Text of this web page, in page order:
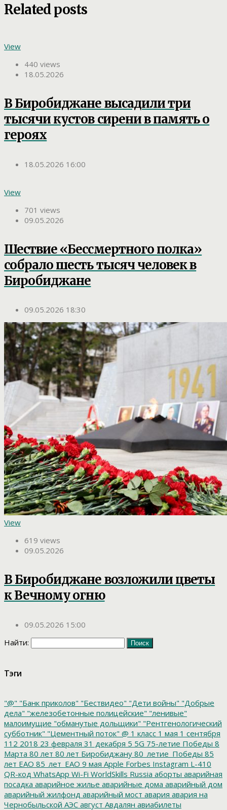
Related posts
View
440 views
18.05.2026
В Биробиджане высадили три
тысячи кустов сирени в память о
героях
18.05.2026 16:00
View
701 views
09.05.2026
Шествие «Бессмертного полка»
собрало шесть тысяч человек в
Биробиджане
09.05.2026 18:30
View
619 views
09.05.2026
В Биробиджане возложили цветы
к Вечному огню
09.05.2026 15:00
Найти:
Тэги
"@" "Банк приколов" "Бествидео" "Дети войны" "Добрые
дела" "железобетонные полицейские" "ленивые"
малоимущие "обманутые дольщики" "Рентгенологический
субботник" "Цементный поток" @ 1 класс 1 мая 1 сентября
112 2018 23 февраля 31 декабря 5 5G 75-летие Победы 8
Марта 80 лет 80 лет Биробиджану 80_летие_Победы 85
лет ЕАО 85_лет_ЕАО 9 мая Apple Forbes Instagram L-410
QR-код WhatsApp Wi-Fi WorldSkills Russia аборты аварийная
посадка аварийное жилье аварийные дома аварийный дом
аварийный жилфонд аварийный мост авария авария на
Чернобыльской АЭС август Авдалян авиабилеты